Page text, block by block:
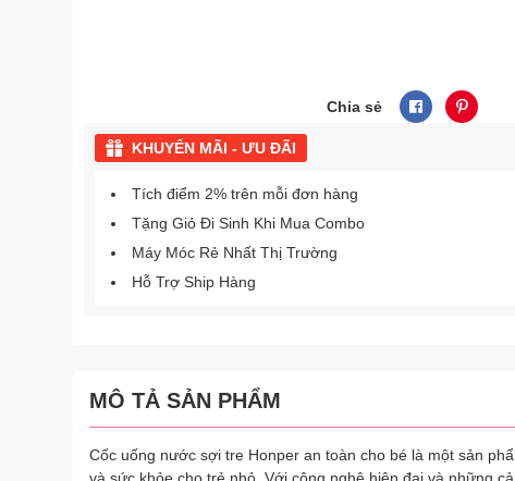
Chia sẻ
KHUYẾN MÃI - ƯU ĐÃI
Tích điểm 2% trên mỗi đơn hàng
Tặng Giỏ Đi Sinh Khi Mua Combo
Máy Móc Rẻ Nhất Thị Trường
Hỗ Trợ Ship Hàng
MÔ TẢ SẢN PHẨM
Cốc uống nước sợi tre Honper an toàn cho bé là một sản